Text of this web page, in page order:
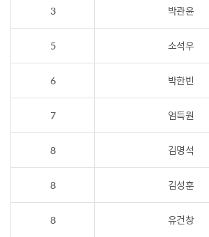
3 박관윤
5 소석우
6 박한빈
7 엄득원
8 김명석
8 김성훈
8 유건창